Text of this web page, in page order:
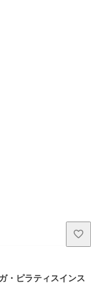
・ピラティスインス